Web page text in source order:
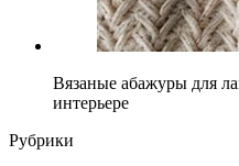
Вязаные абажуры для
интерьере
Рубрики